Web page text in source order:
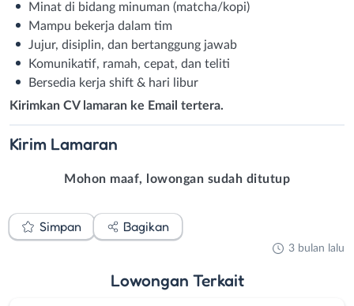
Minat di bidang minuman (matcha/kopi)
Mampu bekerja dalam tim
Jujur, disiplin, dan bertanggung jawab
Komunikatif, ramah, cepat, dan teliti
Bersedia kerja shift & hari libur
Kirimkan CV lamaran ke Email tertera.
Kirim Lamaran
Mohon maaf, lowongan sudah ditutup
Simpan Bagikan
3 bulan lalu
Lowongan Terkait